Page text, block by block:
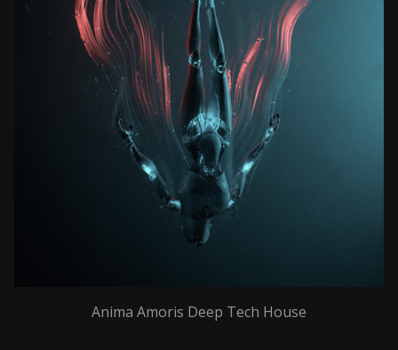
Anima Amoris Deep Tech House